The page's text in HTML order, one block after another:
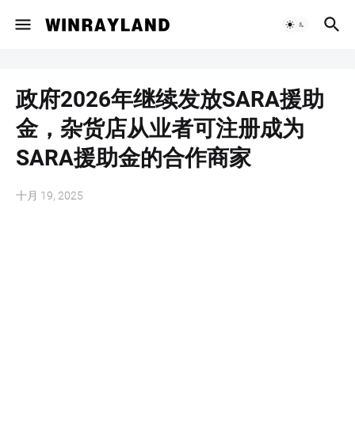
政府2026年继续发放SARA援助
金，杂货店从业者可注册成为
SARA援助金的合作商家
十月 19, 2025